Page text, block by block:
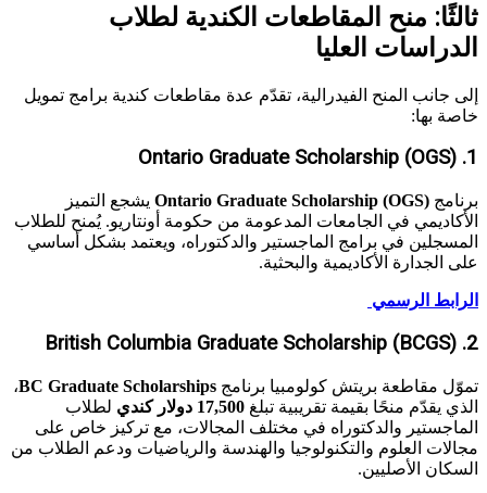
ثالثًا: منح المقاطعات الكندية لطلاب
الدراسات العليا
إلى جانب المنح الفيدرالية، تقدّم عدة مقاطعات كندية برامج تمويل
خاصة بها:
1. Ontario Graduate Scholarship (OGS)
برنامج Ontario Graduate Scholarship (OGS) يشجع التميز
الأكاديمي في الجامعات المدعومة من حكومة أونتاريو. يُمنح للطلاب
المسجلين في برامج الماجستير والدكتوراه، ويعتمد بشكل أساسي
على الجدارة الأكاديمية والبحثية.
الرابط الرسمي
2. British Columbia Graduate Scholarship (BCGS)
تموّل مقاطعة بريتش كولومبيا برنامج BC Graduate Scholarships،
الذي يقدّم منحًا بقيمة تقريبية تبلغ 17,500 دولار كندي
لطلاب
الماجستير والدكتوراه في مختلف المجالات، مع تركيز خاص على
مجالات العلوم والتكنولوجيا والهندسة والرياضيات ودعم الطلاب من
السكان الأصليين.